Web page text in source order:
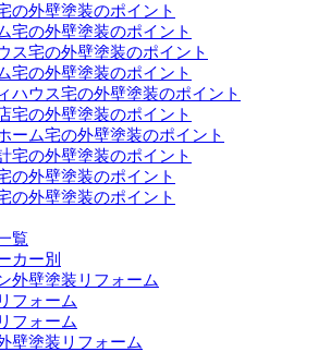
の外壁塗装のポイント
宅の外壁塗装のポイント
ス宅の外壁塗装のポイント
宅の外壁塗装のポイント
ハウス宅の外壁塗装のポイント
宅の外壁塗装のポイント
ーム宅の外壁塗装のポイント
宅の外壁塗装のポイント
の外壁塗装のポイント
の外壁塗装のポイント
覧
カー別
外壁塗装リフォーム
フォーム
フォーム
壁塗装リフォーム